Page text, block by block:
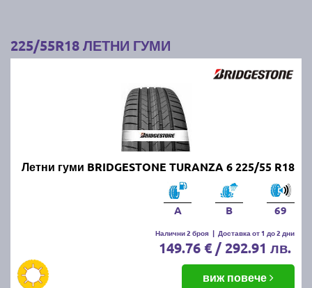
225/55R18 ЛЕТНИ ГУМИ
Летни гуми BRIDGESTONE TURANZA 6 225/55 R18
A B 69
Налични 2 броя | Доставка от 1 до 2 дни
149.76 € / 292.91 лв.
виж повече